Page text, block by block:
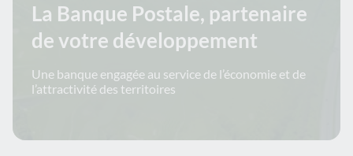
La Banque Postale, partenaire
de votre développement
Une banque engagée au service de l’économie et de
l’attractivité des territoires